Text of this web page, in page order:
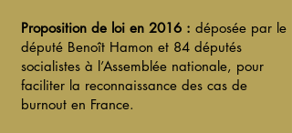
Proposition de loi en 2016 : déposée par le
député Benoît Hamon et 84 députés
socialistes à l’Assemblée nationale, pour
faciliter la reconnaissance des cas de
burnout en France.